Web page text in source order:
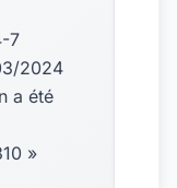
7
2024
a été
»